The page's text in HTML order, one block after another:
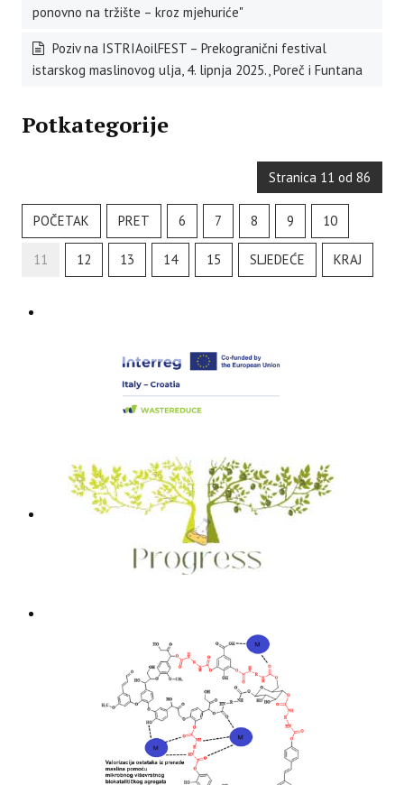
ponovno na tržište – kroz mjehuriće"
Poziv na ISTRIAoilFEST – Prekogranični festival
istarskog maslinovog ulja, 4. lipnja 2025., Poreč i Funtana
Potkategorije
Stranica 11 od 86
POČETAK PRET 6 7 8 9 10
11 12 13 14 15 SLJEDEĆE KRAJ